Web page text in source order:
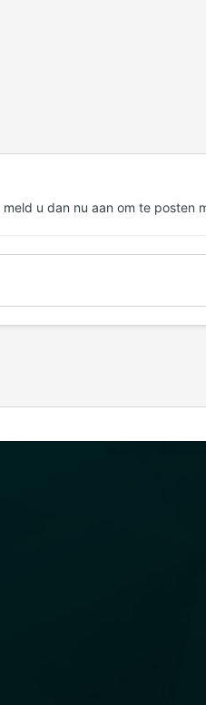
meld u dan nu aan om te posten